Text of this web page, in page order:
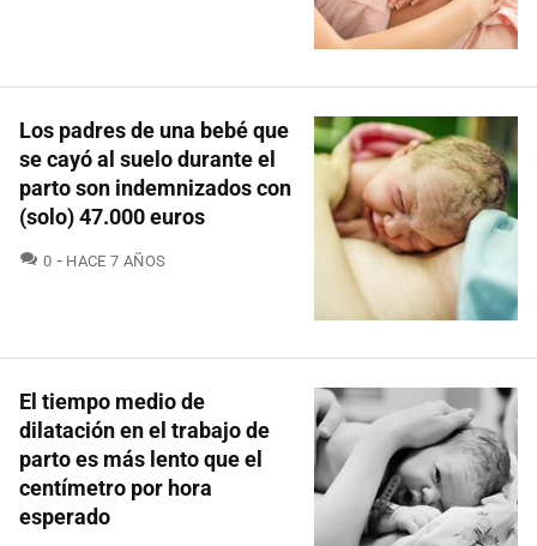
Los padres de una bebé que
se cayó al suelo durante el
parto son indemnizados con
(solo) 47.000 euros
0 COMENTARIOS
HACE 7 AÑOS
El tiempo medio de
dilatación en el trabajo de
parto es más lento que el
centímetro por hora
esperado